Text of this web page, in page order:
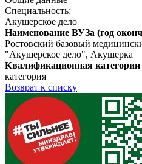
Специальность:
Акушерское дело
Наименование ВУЗа (год
Ростовский базовый
"Акушерское дело", Акушерка
Квалификационная категории
категория
Возврат к списку